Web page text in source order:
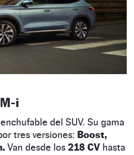
i
del SUV. Su gama
tres versiones: Boost,
Van desde los 218 CV hasta